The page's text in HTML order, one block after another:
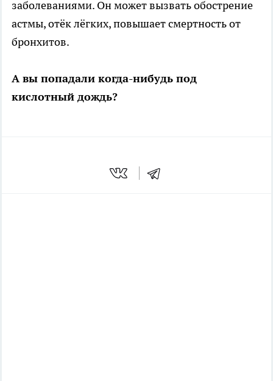
заболеваниями. Он может вызвать обострение
астмы, отёк лёгких, повышает смертность от
бронхитов.
А вы попадали когда-нибудь под
кислотный дождь?